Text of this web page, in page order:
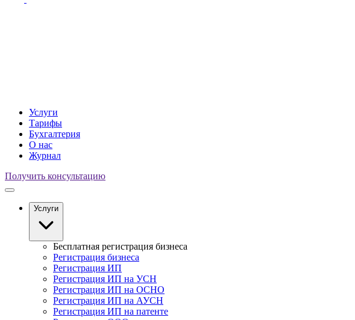
Услуги
Тарифы
Бухгалтерия
О нас
Журнал
Получить консультацию
Услуги
Бесплатная регистрация бизнеса
Регистрация бизнеса
Регистрация ИП
Регистрация ИП на УСН
Регистрация ИП на ОСНО
Регистрация ИП на АУСН
Регистрация ИП на патенте